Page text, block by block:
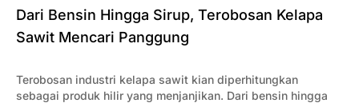
Dari Bensin Hingga Sirup, Terobosan Kelapa
Sawit Mencari Panggung
Terobosan industri kelapa sawit kian diperhitungkan
sebagai produk hilir yang menjanjikan. Dari bensin hingga